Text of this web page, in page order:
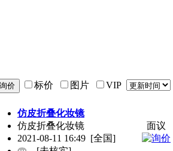
标价 图片 VIP
仿皮折叠化妆镜
仿皮折叠化妆镜
2021-08-11 16:49 [全国]
面议